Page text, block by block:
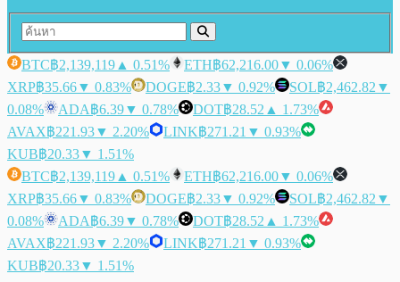
BTC฿2,139,119 ▲ 0.51% ETH฿62,216.00▼ 0.06%
XRP฿35.66▼ 0.83% DOGE฿2.33▼ 0.92% SOL฿2,462.82 ▼
0.08%
ADA฿6.39▼ 0.78% DOT฿28.52 ▲ 1.73%
AVAX฿221.93▼ 2.20% LINK฿271.21 ▼ 0.93%
KUB฿20.33▼ 1.51%
BTC฿2,139,119 ▲ 0.51% ETH฿62,216.00▼ 0.06%
XRP฿35.66▼ 0.83% DOGE฿2.33▼ 0.92% SOL฿2,462.82 ▼
0.08%
ADA฿6.39▼ 0.78% DOT฿28.52 ▲ 1.73%
AVAX฿221.93▼ 2.20% LINK฿271.21 ▼ 0.93%
KUB฿20.33▼ 1.51%